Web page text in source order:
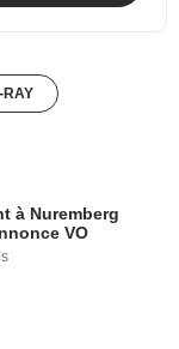
à Nuremberg
VO